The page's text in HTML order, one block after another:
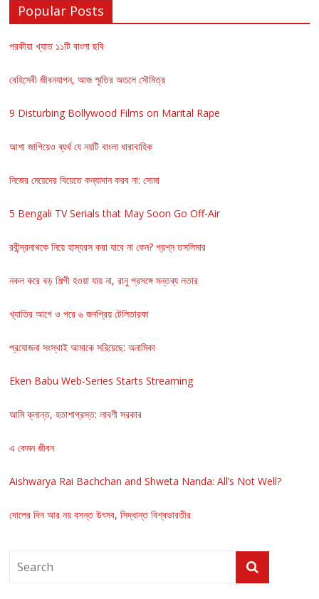
Popular Posts
পরকীয়া খ্যাত ১১টি বাংলা ছবি
বেহিসেবী জীবনযাপন, আজ স্মৃতির অতলে সৌমিত্র
9 Disturbing Bollywood Films on Marital Rape
আশা জাগিয়েও ব্যর্থ যে নয়টি বাংলা ধারাবাহিক
নিজের মেয়েদের বিয়েতে কন্যাদান করব না: সোমা
5 Bengali TV Serials that May Soon Go Off-Air
রবীন্দ্রনাথকে নিয়ে হাস্যরস করা যাবে না কেন? প্রশ্ন তসলিমার
নকল করে বড় শিল্পী হওয়া যায় না, রানু প্রসঙ্গে মন্তব্য লতার
খ্যাতির আগে ও পরে ৬ জনপ্রিয় টেলিতারকা
প্রযোজনা সংস্থাই আমাকে সরিয়েছে: অনামিকা
Eken Babu Web-Series Starts Streaming
আমি ক্লান্ত, হতাশাগ্রস্ত: লাবণী সরকার
এ কেমন জীবন
Aishwarya Rai Bachchan and Shweta Nanda: All’s Not Well?
দোলের দিন আর নয় বসন্ত উৎসব, সিদ্ধান্ত বিশ্বভারতীর